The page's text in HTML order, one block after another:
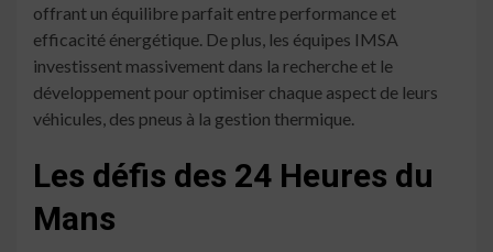
offrant un équilibre parfait entre performance et
efficacité énergétique. De plus, les équipes IMSA
investissent massivement dans la recherche et le
développement pour optimiser chaque aspect de leurs
véhicules, des pneus à la gestion thermique.
Les défis des 24 Heures du
Mans